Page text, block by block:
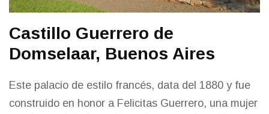
Castillo Guerrero de
Domselaar, Buenos Aires
Este palacio de estilo francés, data del 1880 y fue
construido en honor a Felicitas Guerrero, una mujer